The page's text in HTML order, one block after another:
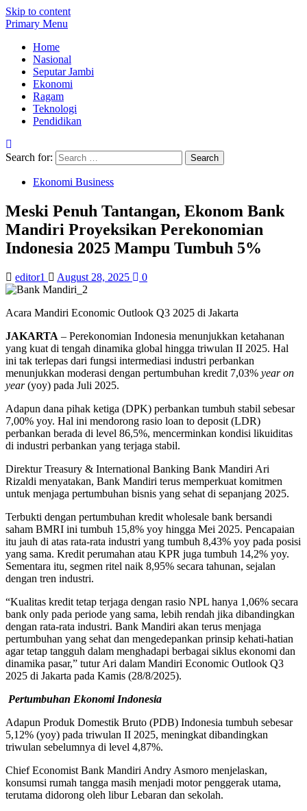
Skip to content
Primary Menu
Home
Nasional
Seputar Jambi
Ekonomi
Ragam
Teknologi
Pendidikan
Search for:
Ekonomi Business
Meski Penuh Tantangan, Ekonom Bank
Mandiri Proyeksikan Perekonomian
Indonesia 2025 Mampu Tumbuh 5%
editor1 August 28, 2025 0
Acara Mandiri Economic Outlook Q3 2025 di Jakarta
JAKARTA – Perekonomian Indonesia menunjukkan ketahanan
yang kuat di tengah dinamika global hingga triwulan II 2025. Hal
ini tak terlepas dari fungsi intermediasi industri perbankan
menunjukkan moderasi dengan pertumbuhan kredit 7,03% year on
year(yoy) pada Juli 2025.
Adapun dana pihak ketiga (DPK) perbankan tumbuh stabil sebesar
7,00% yoy. Hal ini mendorong rasio loan to deposit (LDR)
perbankan berada di level 86,5%, mencerminkan kondisi likuiditas
di industri perbankan yang terjaga stabil.
Direktur Treasury & International Banking Bank Mandiri Ari
Rizaldi menyatakan, Bank Mandiri terus memperkuat komitmen
untuk menjaga pertumbuhan bisnis yang sehat di sepanjang 2025.
Terbukti dengan pertumbuhan kredit wholesale bank bersandi
saham BMRI ini tumbuh 15,8% yoy hingga Mei 2025. Pencapaian
itu jauh di atas rata-rata industri yang tumbuh 8,43% yoy pada posisi
yang sama. Kredit perumahan atau KPR juga tumbuh 14,2% yoy.
Sementara itu, segmen ritel naik 8,95% secara tahunan, sejalan
dengan tren industri.
“Kualitas kredit tetap terjaga dengan rasio NPL hanya 1,06% secara
bank only pada periode yang sama, lebih rendah jika dibandingkan
dengan rata-rata industri. Bank Mandiri akan terus menjaga
pertumbuhan yang sehat dan mengedepankan prinsip kehati-hatian
agar tetap tangguh dalam menghadapi berbagai siklus ekonomi dan
dinamika pasar,” tutur Ari dalam Mandiri Economic Outlook Q3
2025 di Jakarta pada Kamis (28/8/2025).
Pertumbuhan Ekonomi Indonesia
Adapun Produk Domestik Bruto (PDB) Indonesia tumbuh sebesar
5,12% (yoy) pada triwulan II 2025, meningkat dibandingkan
triwulan sebelumnya di level 4,87%.
Chief Economist Bank Mandiri Andry Asmoro menjelaskan,
konsumsi rumah tangga masih menjadi motor penggerak utama,
terutama didorong oleh libur Lebaran dan sekolah.